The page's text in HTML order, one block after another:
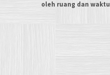
oleh ruang dan waktu